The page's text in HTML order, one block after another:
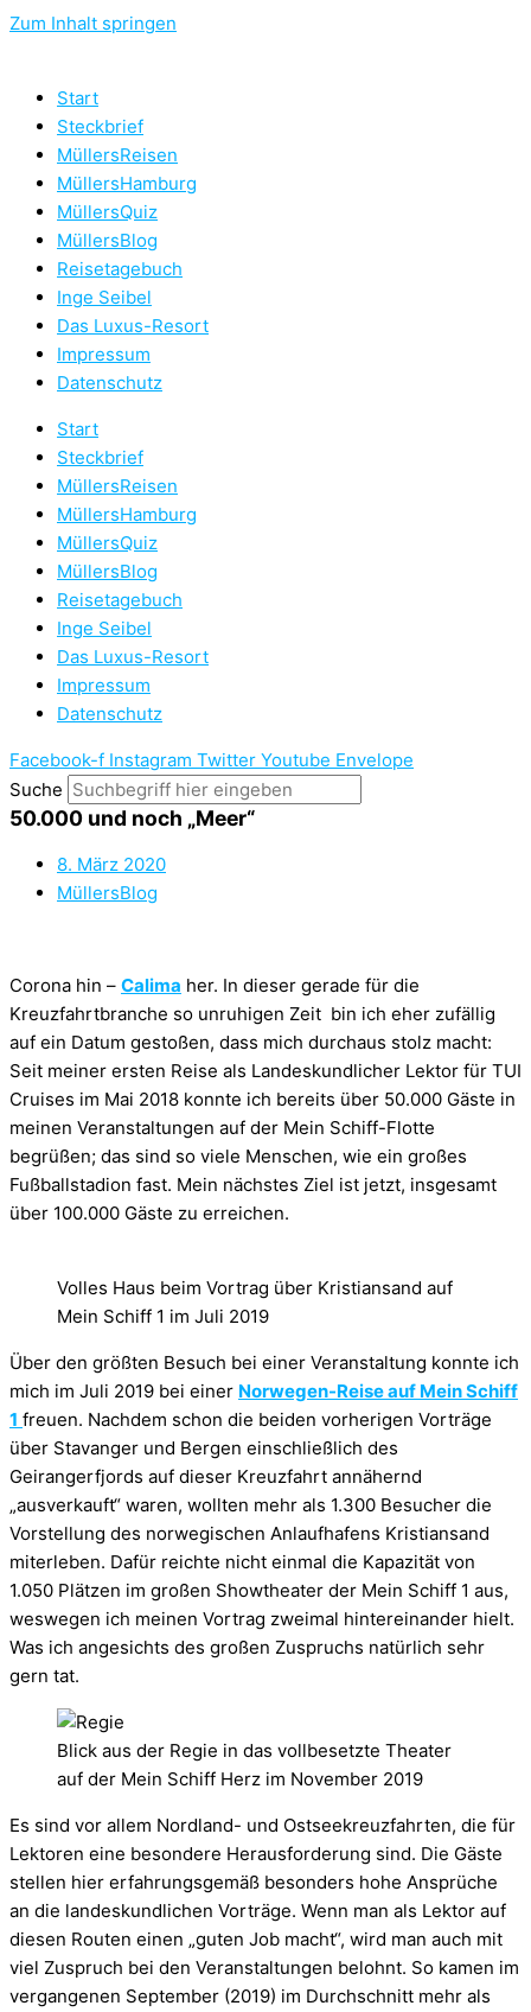
Zum Inhalt springen
Start
Steckbrief
MüllersReisen
MüllersHamburg
MüllersQuiz
MüllersBlog
Reisetagebuch
Inge Seibel
Das Luxus-Resort
Impressum
Datenschutz
Start
Steckbrief
MüllersReisen
MüllersHamburg
MüllersQuiz
MüllersBlog
Reisetagebuch
Inge Seibel
Das Luxus-Resort
Impressum
Datenschutz
Facebook-f Instagram Twitter Youtube Envelope
Suche
50.000 und noch „Meer“
8. März 2020
MüllersBlog
Corona hin – Calima her. In dieser gerade für die
Kreuzfahrtbranche so unruhigen Zeit bin ich eher zufällig
auf ein Datum gestoßen, dass mich durchaus stolz macht:
Seit meiner ersten Reise als Landeskundlicher Lektor für TUI
Cruises im Mai 2018 konnte ich bereits über 50.000 Gäste in
meinen Veranstaltungen auf der Mein Schiff-Flotte
begrüßen; das sind so viele Menschen, wie ein großes
Fußballstadion fast. Mein nächstes Ziel ist jetzt, insgesamt
über 100.000 Gäste zu erreichen.
Volles Haus beim Vortrag über Kristiansand auf
Mein Schiff 1 im Juli 2019
Über den größten Besuch bei einer Veranstaltung konnte ich
mich im Juli 2019 bei einer Norwegen-Reise auf Mein Schiff
1 freuen. Nachdem schon die beiden vorherigen Vorträge
über Stavanger und Bergen einschließlich des
Geirangerfjords auf dieser Kreuzfahrt annähernd
„ausverkauft“ waren, wollten mehr als 1.300 Besucher die
Vorstellung des norwegischen Anlaufhafens Kristiansand
miterleben. Dafür reichte nicht einmal die Kapazität von
1.050 Plätzen im großen Showtheater der Mein Schiff 1 aus,
weswegen ich meinen Vortrag zweimal hintereinander hielt.
Was ich angesichts des großen Zuspruchs natürlich sehr
gern tat.
Blick aus der Regie in das vollbesetzte Theater
auf der Mein Schiff Herz im November 2019
Es sind vor allem Nordland- und Ostseekreuzfahrten, die für
Lektoren eine besondere Herausforderung sind. Die Gäste
stellen hier erfahrungsgemäß besonders hohe Ansprüche
an die landeskundlichen Vorträge. Wenn man als Lektor auf
diesen Routen einen „guten Job macht“, wird man auch mit
viel Zuspruch bei den Veranstaltungen belohnt. So kamen im
vergangenen September (2019) im Durchschnitt mehr als